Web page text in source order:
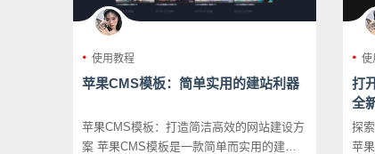
使用教程
苹果CMS模板：简单实用的建站利器
苹果CMS模板：打造简洁高效的网站建设方
案 苹果CMS模板是一款简单而实用的建站
使
打
全
探
苹